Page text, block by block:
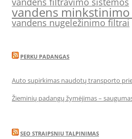
vandens
vandens nugeležinimo filtrai
PERKU PADANGAS
Auto supirkimas naudotų transporto
Žieminių padangų žymėjimas –
SEO STRAIPSNIU TALPINIMAS